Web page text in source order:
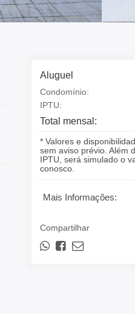
Aluguel
Condomínio:
IPTU:
Total mensal:
* Valores e
sem aviso prévio. Além
IPTU, será simulado o
conosco.
Mais Informações:
Compartilhar